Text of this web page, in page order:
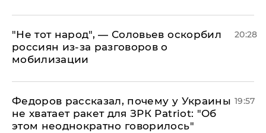
​"Не тот народ", — Соловьев оскорбил
россиян из-за разговоров о
мобилизации
20:28
Федоров рассказал, почему у Украины
не хватает ракет для ЗРК Patriot: "Об
этом неоднократно говорилось"
19:57